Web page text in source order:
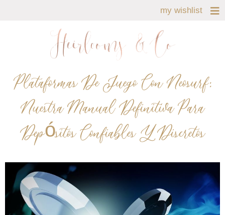
my wishlist
Plataformas De Juego Con Neosurf:
Nuestra Manual Definitiva Para
Depósitos Confiables Y Discretos